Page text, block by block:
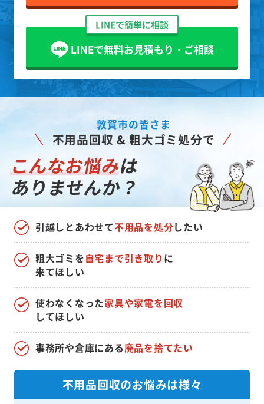
LINEで簡単に相談
LINEで無料お見積もり・ご相談
敦賀市の皆さま
不用品回収 & 粗大ゴミ処分で
こんなお悩みは
ありませんか？
引越しとあわせて不用品を処分したい
使わなくなった家具や家電を回収
してほしい
粗大ゴミを自宅まで引き取り に
来てほしい
事務所や倉庫にある廃品を捨てたい
不用品回収のお悩みは様々